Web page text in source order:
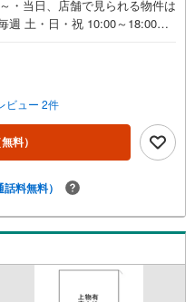
・当日、店舗で見られる物件は
週 土・日・祝 10:00～18:00・
です！・物件最寄りの駅まで
見るだけ・聞くだけ」OK！・
ください----*----*----*--・物件多
スフリーダムは【東証スタン
計から請負工事まで承っており
当社施工のモデルハウス多数あ
宅ローンについてお気軽にお
】ならハウスフリーダム八尾
ビュー 2件
無料）
話料無料）